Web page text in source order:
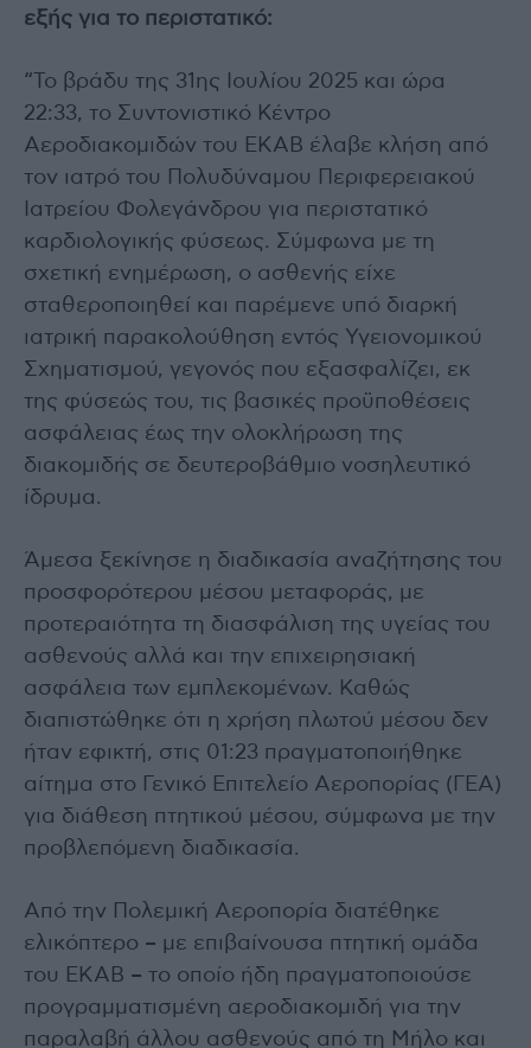
εξής για το περιστατικό:
“Το βράδυ της 31ης Ιουλίου 2025 και ώρα
22:33, το Συντονιστικό Κέντρο
Αεροδιακομιδών του ΕΚΑΒ έλαβε κλήση από
τον ιατρό του Πολυδύναμου Περιφερειακού
Ιατρείου Φολεγάνδρου για περιστατικό
καρδιολογικής φύσεως. Σύμφωνα με τη
σχετική ενημέρωση, ο ασθενής είχε
σταθεροποιηθεί και παρέμενε υπό διαρκή
ιατρική παρακολούθηση εντός Υγειονομικού
Σχηματισμού, γεγονός που εξασφαλίζει, εκ
της φύσεώς του, τις βασικές προϋποθέσεις
ασφάλειας έως την ολοκλήρωση της
διακομιδής σε δευτεροβάθμιο νοσηλευτικό
ίδρυμα.
Άμεσα ξεκίνησε η διαδικασία αναζήτησης του
προσφορότερου μέσου μεταφοράς, με
προτεραιότητα τη διασφάλιση της υγείας του
ασθενούς αλλά και την επιχειρησιακή
ασφάλεια των εμπλεκομένων. Καθώς
διαπιστώθηκε ότι η χρήση πλωτού μέσου δεν
ήταν εφικτή, στις 01:23 πραγματοποιήθηκε
αίτημα στο Γενικό Επιτελείο Αεροπορίας (ΓΕΑ)
για διάθεση πτητικού μέσου, σύμφωνα με την
προβλεπόμενη διαδικασία.
Από την Πολεμική Αεροπορία διατέθηκε
ελικόπτερο – με επιβαίνουσα πτητική ομάδα
του ΕΚΑΒ – το οποίο ήδη πραγματοποιούσε
προγραμματισμένη αεροδιακομιδή για την
παραλαβή άλλου ασθενούς από τη Μήλο και